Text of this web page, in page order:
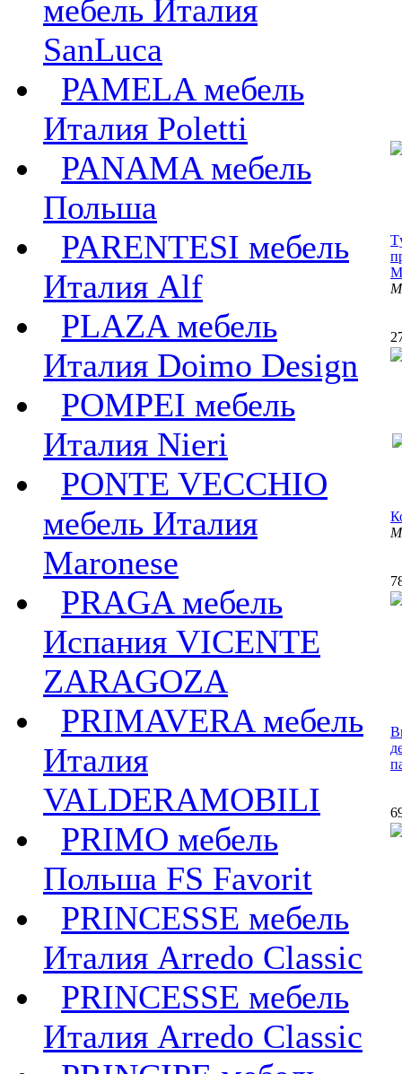
мебель Италия
SanLuca
PAMELA мебель
Италия Poletti
PANAMA мебель
Польша
PARENTESI мебель
Италия Alf
PLAZA мебель
Италия Doimo Design
POMPEI мебель
Италия Nieri
PONTE VECCHIO
мебель Италия
Maronese
PRAGA мебель
Испания VICENTE
ZARAGOZA
PRIMAVERA мебель
Италия
VALDERAMOBILI
PRIMO мебель
Польша FS Favorit
PRINCESSE мебель
Италия Arredo Classic
PRINCESSE мебель
Италия Arredo Classic